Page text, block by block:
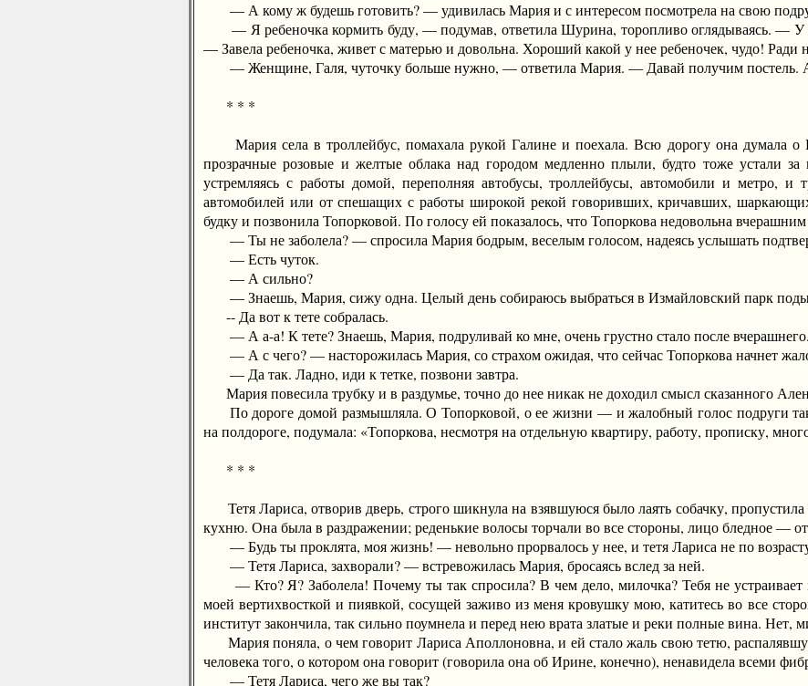
— А кому ж будешь готовить? — удивилась Мария и с интересом посмотрела на свою
— Я ребеночка кормить буду, — подумав, ответила Шурина, торопливо оглядываясь. — У
— Завела ребеночка, живет с матерью и довольна. Хороший какой у нее ребеночек, чудо!
— Женщине, Галя, чуточку больше нужно, — ответила Мария. — Давай получим постель. А
* * *
Мария села в троллейбус, помахала рукой Галине и поехала. Всю дорогу она думала
прозрачные розовые и желтые облака над городом медленно плыли, будто тоже устали
устремляясь с работы домой, переполняя автобусы, троллейбусы, автомобили и метро,
автомобилей или от спешащих с работы широкой рекой говоривших, кричавших,
будку и позвонила Топорковой. По голосу ей показалось, что Топоркова недовольна
— Ты не заболела? — спросила Мария бодрым, веселым голосом, надеясь услышать
— Есть чуток.
— А сильно?
— Знаешь, Мария, сижу одна. Целый день собираюсь выбраться в Измайловский парк
-- Да вот к тете собралась.
— А а-а! К тете? Знаешь, Мария, подруливай ко мне, очень грустно стало после
— А с чего? — насторожилась Мария, со страхом ожидая, что сейчас Топоркова начнет
— Да так. Ладно, иди к тетке, позвони завтра.
Мария повесила трубку и в раздумье, точно до нее никак не доходил смысл сказанного
По дороге домой размышляла. О Топорковой, о ее жизни — и жалобный голос подруги
на полдороге, подумала: «Топоркова, несмотря на отдельную квартиру, работу, прописку,
* * *
Тетя Лариса, отворив дверь, строго шикнула на взявшуюся было лаять собачку,
кухню. Она была в раздражении; реденькие волосы торчали во все стороны, лицо бледное —
— Будь ты проклята, моя жизнь! — невольно прорвалось у нее, и тетя Лариса не по
— Тетя Лариса, захворали? — встревожилась Мария, бросаясь вслед за ней.
— Кто? Я? Заболела! Почему ты так спросила? В чем дело, милочка? Тебя не устраивает
моей вертихвосткой и пиявкой, сосущей заживо из меня кровушку мою, катитесь во все
институт закончила, так сильно поумнела и перед нею врата златые и реки полные вина.
Мария поняла, о чем говорит Лариса Аполлоновна, и ей стало жаль свою тетю,
человека того, о котором она говорит (говорила она об Ирине, конечно), ненавидела всеми
— Тетя Лариса, чего же вы так?